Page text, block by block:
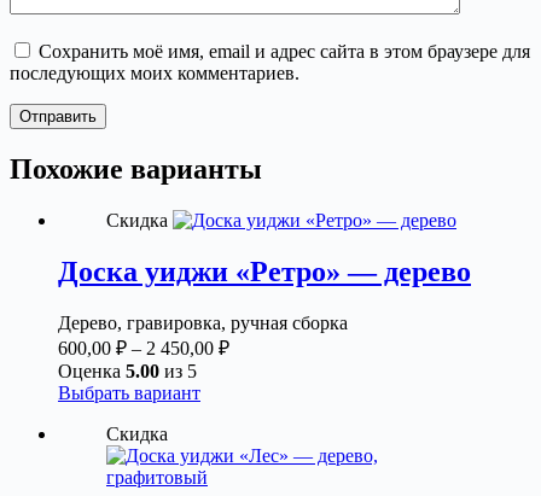
Сохранить моё имя, email и адрес сайта в этом браузере для
последующих моих комментариев.
Отправить
Похожие варианты
Скидка
Доска уиджи «Ретро» — дерево
Дерево, гравировка, ручная сборка
600,00 ₽ – 2 450,00 ₽Диапазон
450,00 ₽
Оценка 5.00 из 5
Выбрать вариантЭтот
несколько
вариаций.
Скидка